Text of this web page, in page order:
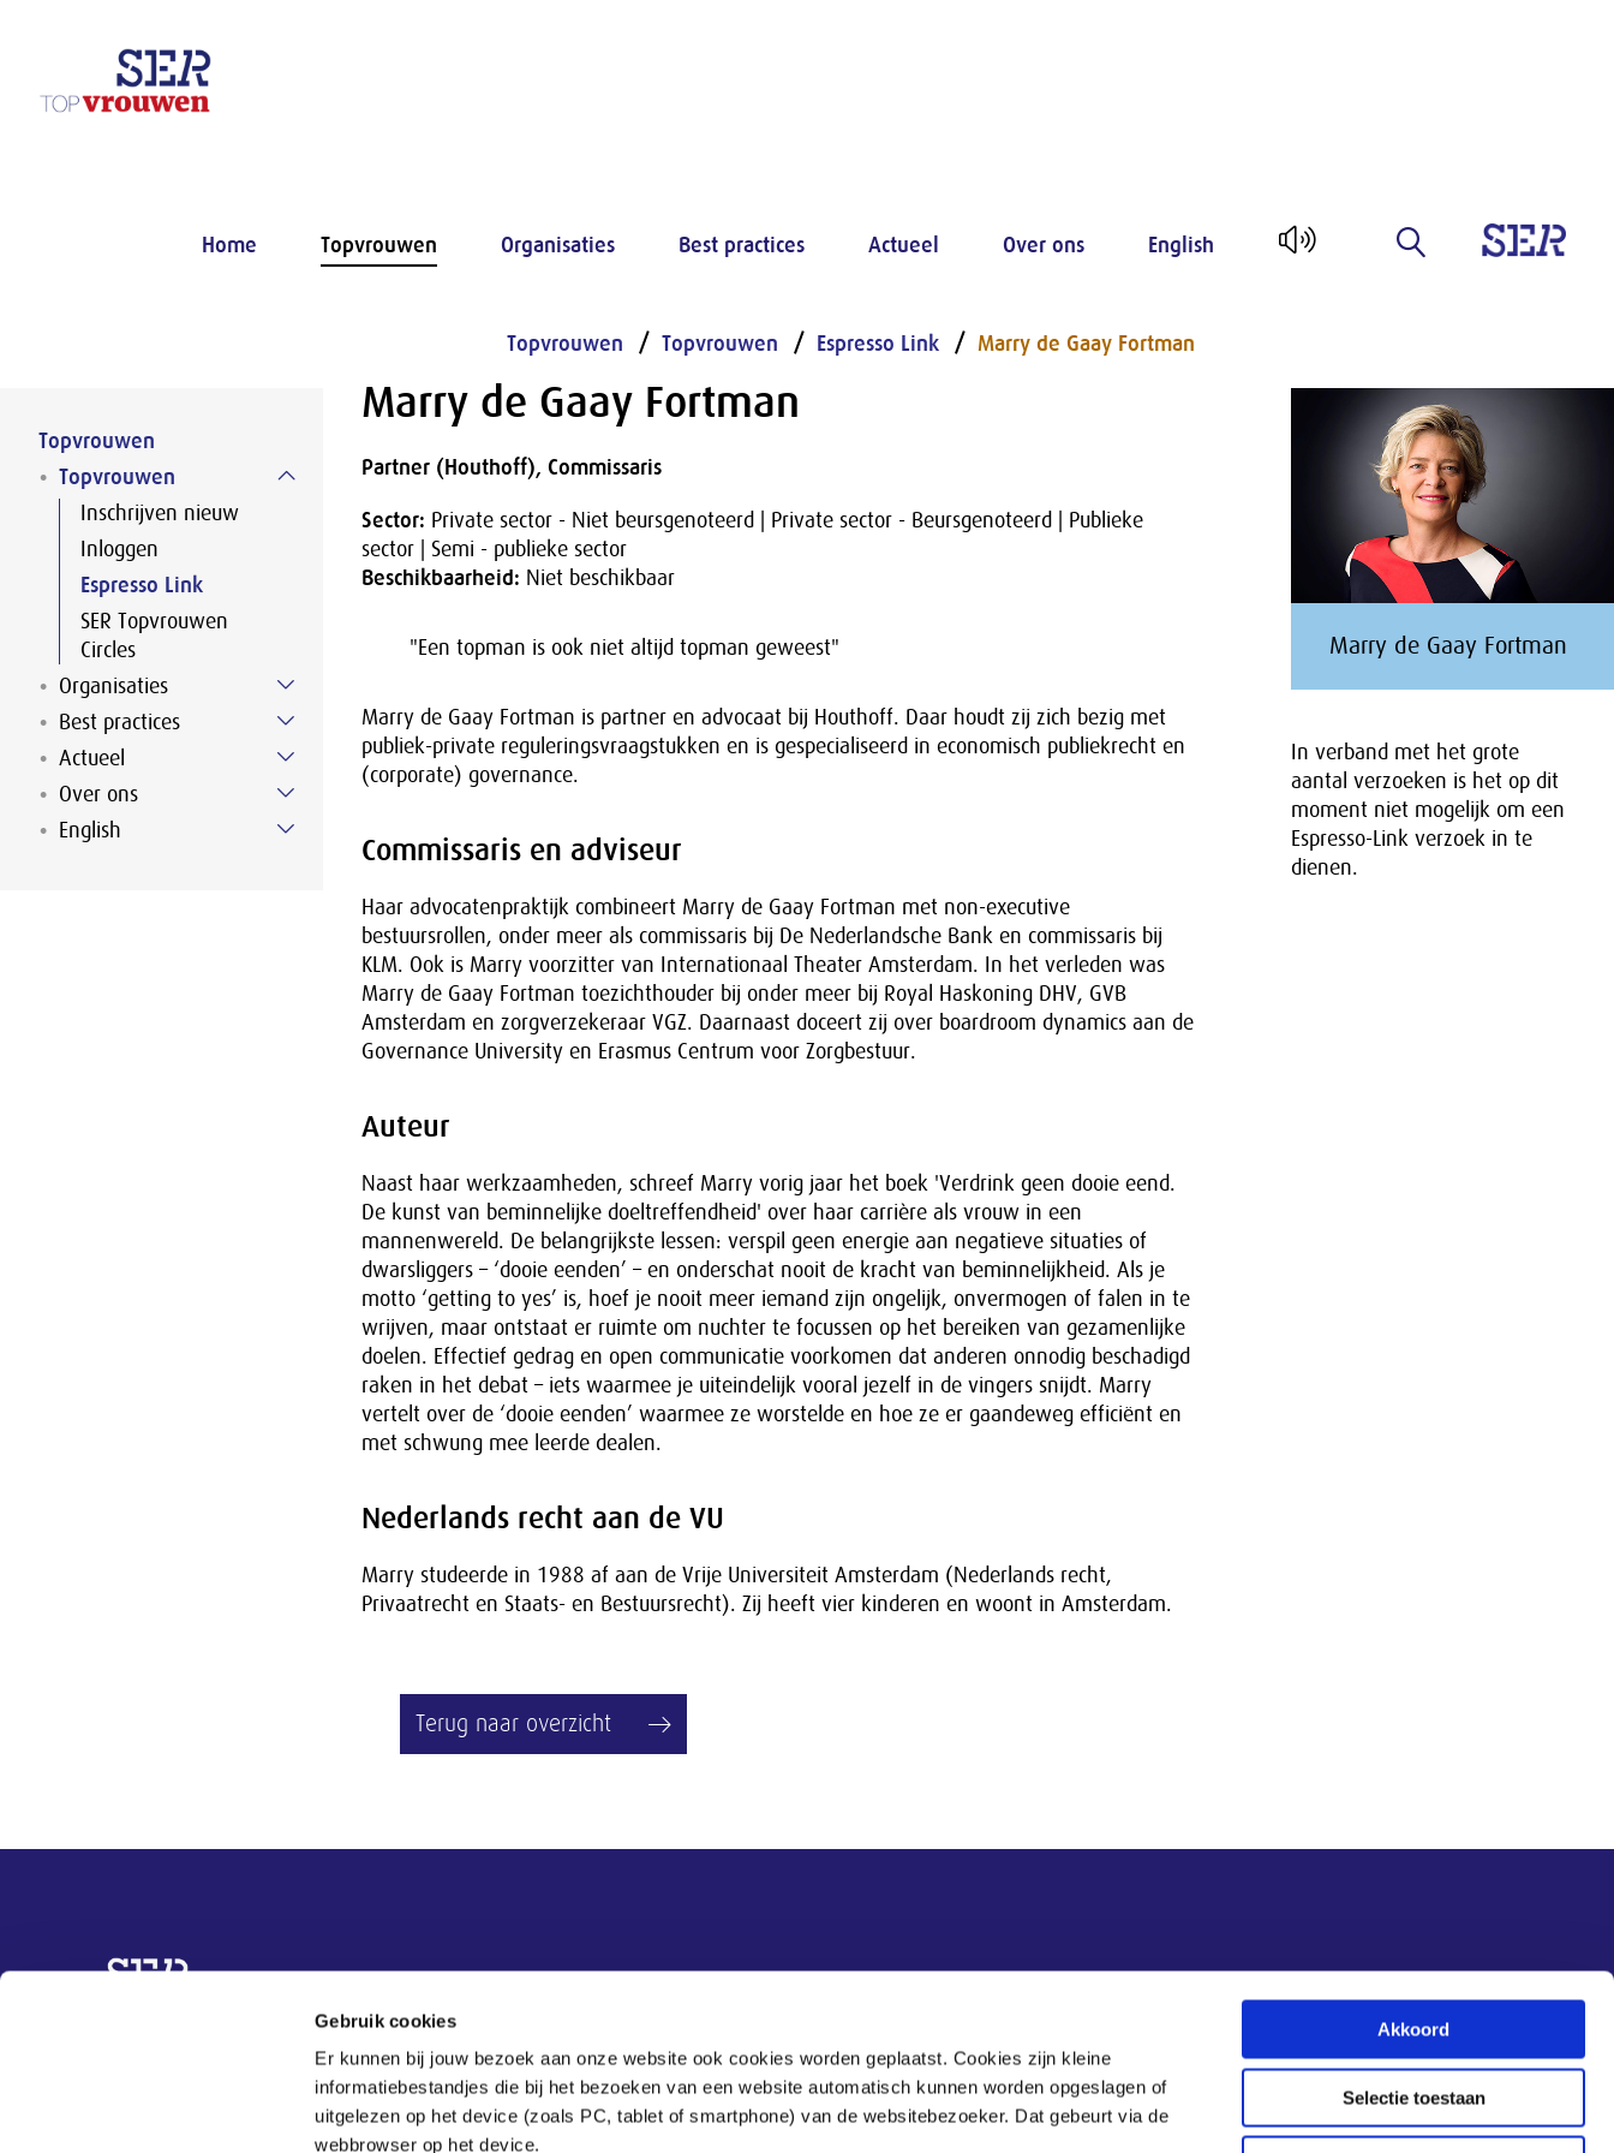
Gebruik cookies
Er kunnen bij jouw bezoek aan onze website ook cookies worden geplaatst. Cookies zijn kleine
informatiebestandjes die bij het bezoeken van een website automatisch kunnen worden opgeslagen of
uitgelezen op het device (zoals PC, tablet of smartphone) van de websitebezoeker. Dat gebeurt via de
webbrowser op het device.
Akkoord
Selectie toestaan
Home Topvrouwen Organisaties Best practices Actueel Over ons English
Topvrouwen
Topvrouwen
Inschrijven nieuw
Inloggen
Espresso Link
SER Topvrouwen
Circles
Organisaties
Best practices
Actueel
Over ons
English
Topvrouwen Topvrouwen Espresso Link Marry de Gaay Fortman
Marry de Gaay Fortman
Partner (Houthoff), Commissaris
Sector: Private sector - Niet beursgenoteerd | Private sector - Beursgenoteerd | Publieke
sector | Semi - publieke sector
Beschikbaarheid: Niet beschikbaar
"Een topman is ook niet altijd topman geweest"
Marry de Gaay Fortman is partner en advocaat bij Houthoff. Daar houdt zij zich bezig met
publiek-private reguleringsvraagstukken en is gespecialiseerd in economisch publiekrecht en
(corporate) governance.
Commissaris en adviseur
Haar advocatenpraktijk combineert Marry de Gaay Fortman met non-executive
bestuursrollen, onder meer als commissaris bij De Nederlandsche Bank en commissaris bij
KLM. Ook is Marry voorzitter van Internationaal Theater Amsterdam. In het verleden was
Marry de Gaay Fortman toezichthouder bij onder meer bij Royal Haskoning DHV, GVB
Amsterdam en zorgverzekeraar VGZ. Daarnaast doceert zij over boardroom dynamics aan de
Governance University en Erasmus Centrum voor Zorgbestuur.
Auteur
Naast haar werkzaamheden, schreef Marry vorig jaar het boek 'Verdrink geen dooie eend.
De kunst van beminnelijke doeltreffendheid' over haar carrière als vrouw in een
mannenwereld. De belangrijkste lessen: verspil geen energie aan negatieve situaties of
dwarsliggers – ‘dooie eenden’ – en onderschat nooit de kracht van beminnelijkheid. Als je
motto ‘getting to yes’ is, hoef je nooit meer iemand zijn ongelijk, onvermogen of falen in te
wrijven, maar ontstaat er ruimte om nuchter te focussen op het bereiken van gezamenlijke
doelen. Effectief gedrag en open communicatie voorkomen dat anderen onnodig beschadigd
raken in het debat – iets waarmee je uiteindelijk vooral jezelf in de vingers snijdt. Marry
vertelt over de ‘dooie eenden’ waarmee ze worstelde en hoe ze er gaandeweg efficiënt en
met schwung mee leerde dealen.
Nederlands recht aan de VU
Marry studeerde in 1988 af aan de Vrije Universiteit Amsterdam (Nederlands recht,
Privaatrecht en Staats- en Bestuursrecht). Zij heeft vier kinderen en woont in Amsterdam.
Terug naar overzicht
Marry de Gaay Fortman
In verband met het grote
aantal verzoeken is het op dit
moment niet mogelijk om een
Espresso-Link verzoek in te
dienen.
Overige informatie